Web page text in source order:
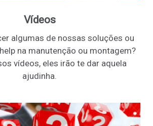
Vídeos
algumas de nossas soluções ou
na manutenção ou montagem?
vídeos, eles irão te dar aquela
ajudinha.